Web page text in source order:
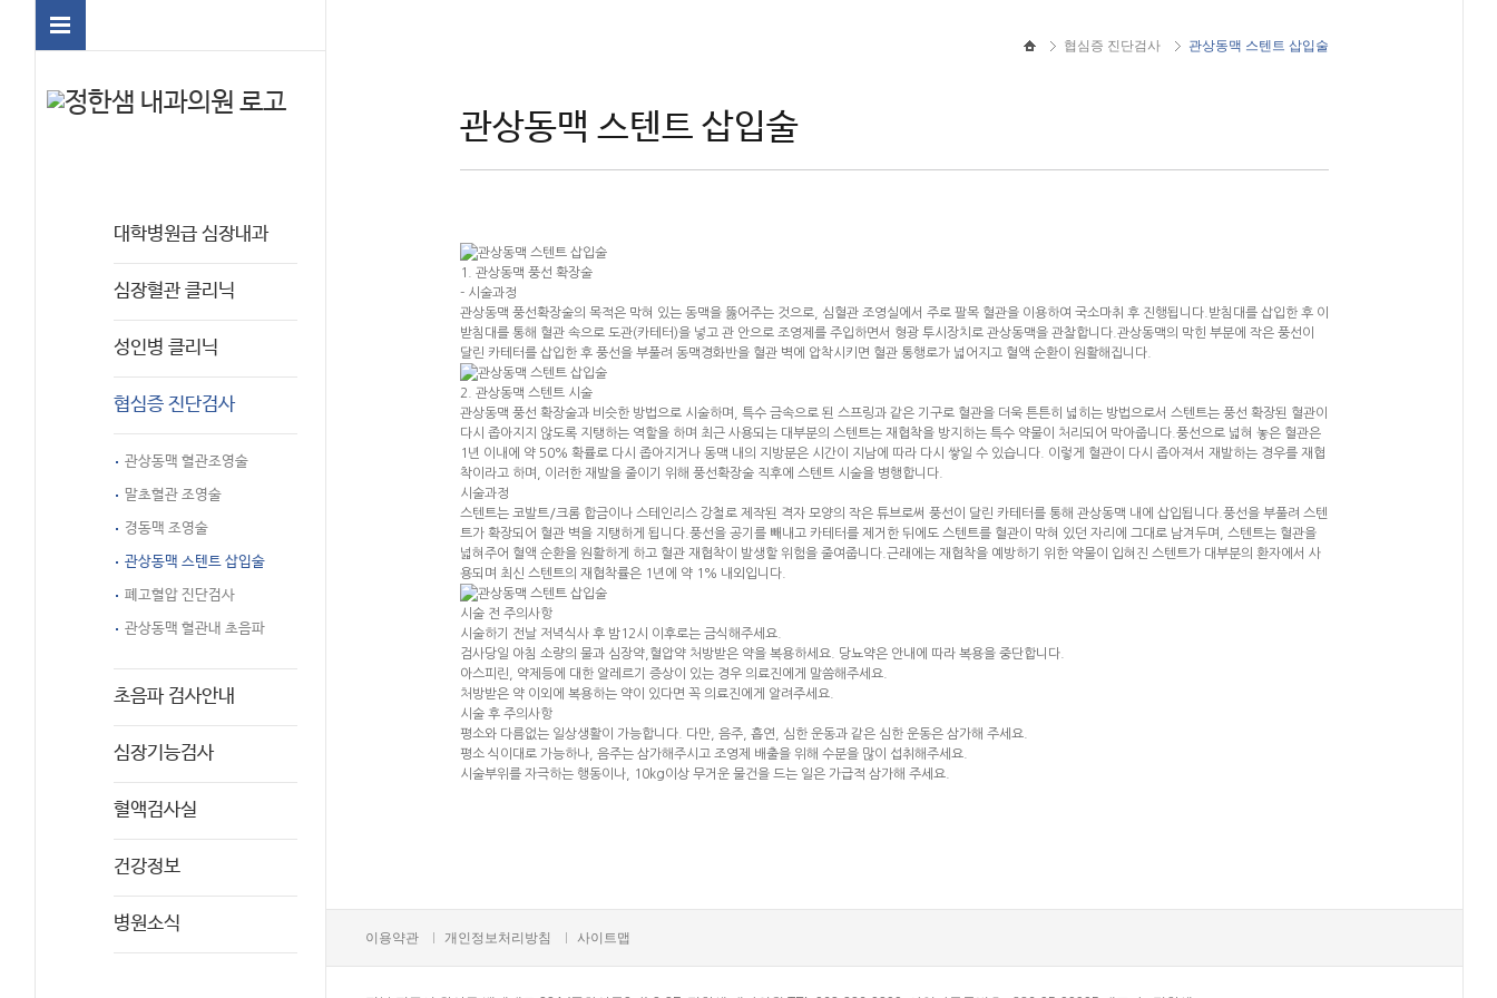
대학병원급 심장내과
심장혈관 클리닉
성인병 클리닉
협심증 진단검사
관상동맥 혈관조영술
말초혈관 조영술
경동맥 조영술
관상동맥 스텐트 삽입술
폐고혈압 진단검사
관상동맥 혈관내 초음파
초음파 검사안내
심장기능검사
혈액검사실
건강정보
병원소식
협심증 진단검사 관상동맥 스텐트 삽입술
관상동맥 스텐트 삽입술
1. 관상동맥 풍선 확장술
- 시술과정
관상동맥 풍선확장술의 목적은 막혀 있는 동맥을 뚫어주는 것으로, 심혈관 조영실에서 주로 팔목 혈관을 이용하여 국소마취 후 진행됩니다.받침대를 삽입한 후 이
받침대를 통해 혈관 속으로 도관(카테터)을 넣고 관 안으로 조영제를 주입하면서 형광 투시장치로 관상동맥을 관찰합니다.관상동맥의 막힌 부분에 작은 풍선이
달린 카테터를 삽입한 후 풍선을 부풀려 동맥경화반을 혈관 벽에 압착시키면 혈관 통행로가 넓어지고 혈액 순환이 원활해집니다.
2. 관상동맥 스텐트 시술
관상동맥 풍선 확장술과 비슷한 방법으로 시술하며, 특수 금속으로 된 스프링과 같은 기구로 혈관을 더욱 튼튼히 넓히는 방법으로서 스텐트는 풍선 확장된 혈관이
다시 좁아지지 않도록 지탱하는 역할을 하며 최근 사용되는 대부분의 스텐트는 재협착을 방지하는 특수 약물이 처리되어 막아줍니다.풍선으로 넓혀 놓은 혈관은
1년 이내에 약 50% 확률로 다시 좁아지거나 동맥 내의 지방분은 시간이 지남에 따라 다시 쌓일 수 있습니다. 이렇게 혈관이 다시 좁아져서 재발하는 경우를 재협
착이라고 하며, 이러한 재발을 줄이기 위해 풍선확장술 직후에 스텐트 시술을 병행합니다.
시술과정
스텐트는 코발트/크롬 합금이나 스테인리스 강철로 제작된 격자 모양의 작은 튜브로써 풍선이 달린 카테터를 통해 관상동맥 내에 삽입됩니다.풍선을 부풀려 스텐
트가 확장되어 혈관 벽을 지탱하게 됩니다.풍선을 공기를 빼내고 카테터를 제거한 뒤에도 스텐트를 혈관이 막혀 있던 자리에 그대로 남겨두며, 스텐트는 혈관을
넓혀주어 혈액 순환을 원활하게 하고 혈관 재협착이 발생할 위험을 줄여줍니다.근래에는 재협착을 예방하기 위한 약물이 입혀진 스텐트가 대부분의 환자에서 사
용되며 최신 스텐트의 재협착률은 1년에 약 1% 내외입니다.
시술 전 주의사항
시술하기 전날 저녁식사 후 밤12시 이후로는 금식해주세요.
검사당일 아침 소량의 물과 심장약,혈압약 처방받은 약을 복용하세요. 당뇨약은 안내에 따라 복용을 중단합니다.
아스피린, 약제등에 대한 알레르기 증상이 있는 경우 의료진에게 말씀해주세요.
처방받은 약 이외에 복용하는 약이 있다면 꼭 의료진에게 알려주세요.
시술 후 주의사항
평소와 다름없는 일상생활이 가능합니다. 다만, 음주, 흡연, 심한 운동과 같은 심한 운동은 삼가해 주세요.
평소 식이대로 가능하나, 음주는 삼가해주시고 조영제 배출을 위해 수분을 많이 섭취해주세요.
시술부위를 자극하는 행동이나, 10kg이상 무거운 물건을 드는 일은 가급적 삼가해 주세요.
이용약관 개인정보처리방침 사이트맵